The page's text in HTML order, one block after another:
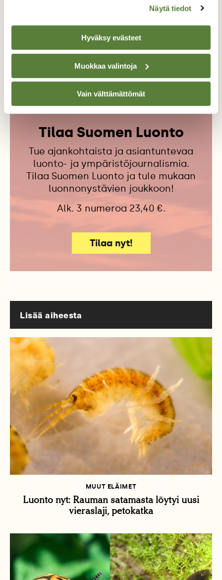
Näytä tiedot
Hyväksy evästeet
Muokkaa valintoja
Vain välttämättömät
MÄKITERVAKKO
PIENNARLUONTO
PIENNARNIITTY
VIERASLAJI
Tilaa Suomen Luonto
Tue ajankohtaista ja asiantuntevaa
luonto- ja ympäristöjournalismia.
Tilaa Suomen Luonto ja tule mukaan
luonnonystävien joukkoon!
Alk. 3 numeroa 23,40 €.
Tilaa nyt!
Lisää aiheesta
MUUT ELÄIMET
Luonto nyt: Rauman satamasta löytyi uusi
vieraslaji, petokatka